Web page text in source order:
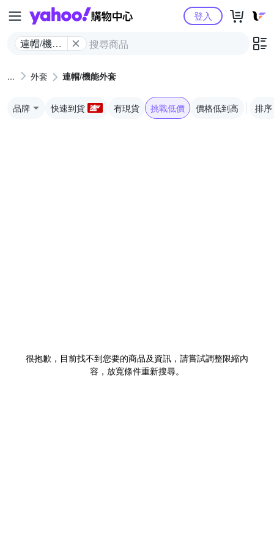
Yahoo購物中心
連帽/​機​能​
登入
外套 連帽/​機​能​外套
品牌 快速到貨 有現貨 挑戰低價 價格低到高 排序
很抱歉，目前找不到您要的商品及資訊，請嘗試調整限縮內
容，放寬條件重新搜尋。